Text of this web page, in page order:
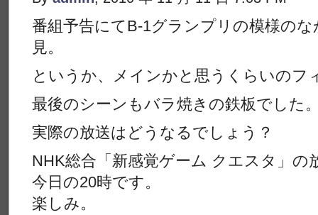
番組予告にてB-1グランプリの模様の
見。
というか、メインかと思うくらいのフ
最後のシーンもバラ焼きの鉄板でした
実際の放送はどうなるでしょう？
NHK総合「新感覚ゲーム クエスタ」の
今日の20時です。
楽しみ。